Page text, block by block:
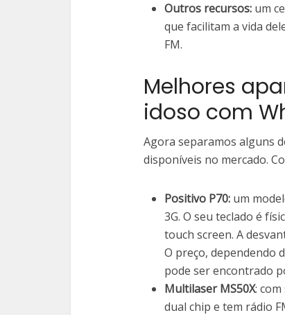
Outros recursos: um
que facilitam a vida
FM.
Melhores
idoso com
Agora separamos alguns
disponíveis no mercado.
Positivo P70: um
3G. O seu teclado é
touch screen. A
O preço, dependendo
pode ser encontrado
Multilaser MS50X:
dual chip e tem rádio